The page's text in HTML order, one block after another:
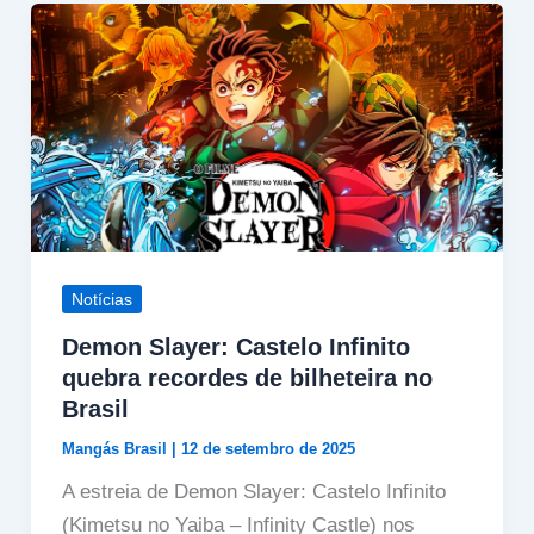
Notícias
Demon Slayer: Castelo Infinito
quebra recordes de bilheteira no
Brasil
Mangás Brasil 12 de setembro de 2025
A estreia de Demon Slayer: Castelo Infinito
(Kimetsu no Yaiba – Infinity Castle) nos